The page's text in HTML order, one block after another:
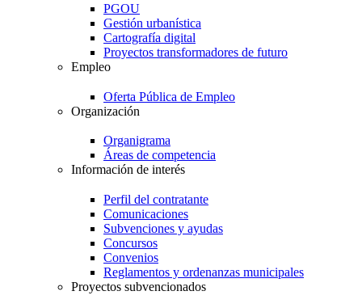
PGOU
Gestión urbanística
Cartografía digital
Proyectos transformadores de futuro
Empleo
Oferta Pública de Empleo
Organización
Organigrama
Áreas de competencia
Información de interés
Perfil del contratante
Comunicaciones
Subvenciones y ayudas
Concursos
Convenios
Reglamentos y ordenanzas municipales
Proyectos subvencionados